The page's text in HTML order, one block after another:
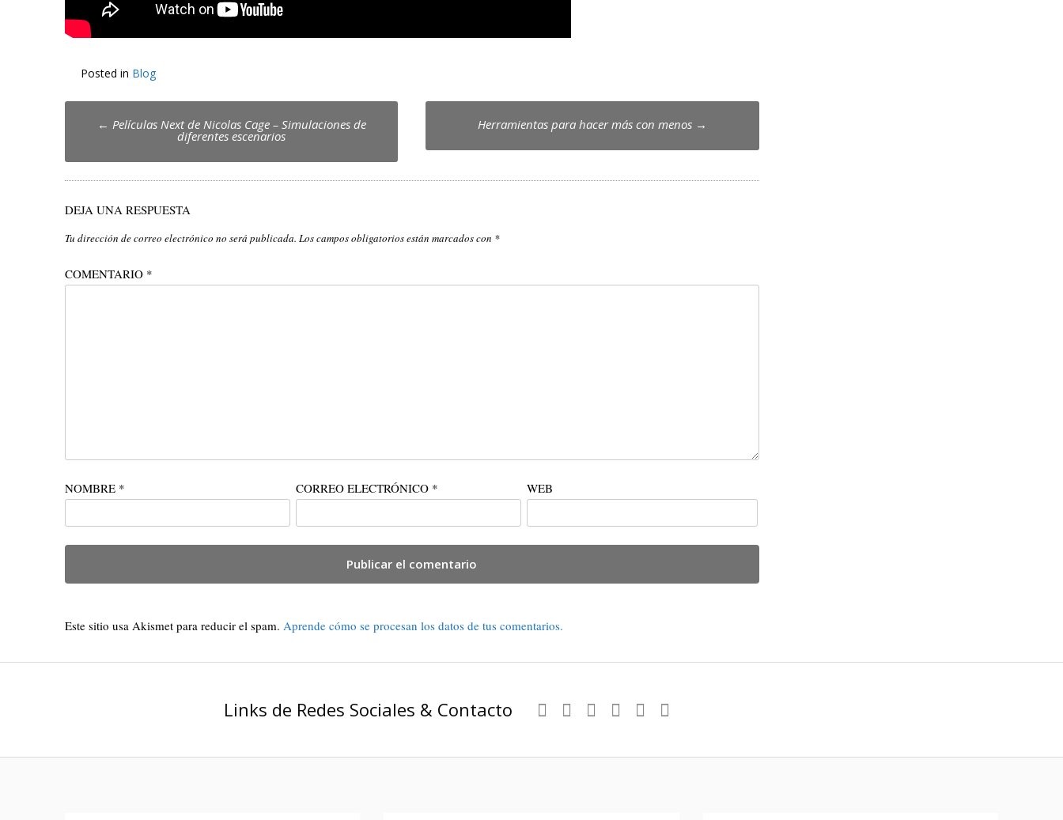
Posted in Blog
Post
navigation
← Películas Next de Nicolas Cage – Simulaciones de
diferentes escenarios
Herramientas para hacer más con menos →
DEJA UNA RESPUESTA
Tu dirección de correo electrónico no será publicada. Los campos obligatorios están marcados con *
COMENTARIO *
NOMBRE * CORREO ELECTRÓNICO * WEB
Este sitio usa Akismet para reducir el spam. Aprende cómo se procesan los datos de tus comentarios.
Links de Redes Sociales & Contacto